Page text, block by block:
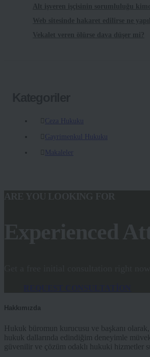
Ceza Hukuku
Gayrimenkul Hukuku
Makaleler
Hakkımızda
Hukuk büromun kurucusu ve başkanı olarak,
hukuk dallarında edindiğim deneyimle
güvenilir ve çözüm odaklı hukuki hizmetler